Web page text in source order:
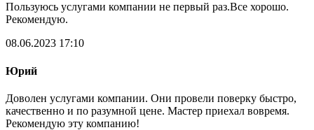
Пользуюсь услугами компании не первый раз.Все хорошо.
Рекомендую.
08.06.2023 17:10
Юрий
Доволен услугами компании. Они провели поверку быстро,
качественно и по разумной цене. Мастер приехал вовремя.
Рекомендую эту компанию!